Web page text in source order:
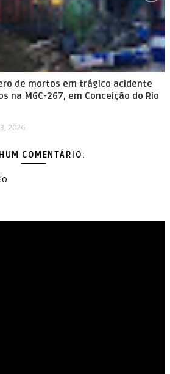
de mortos em trágico acidente
na MGC-267, em Conceição do Rio
2026
COMENTÁRIO: